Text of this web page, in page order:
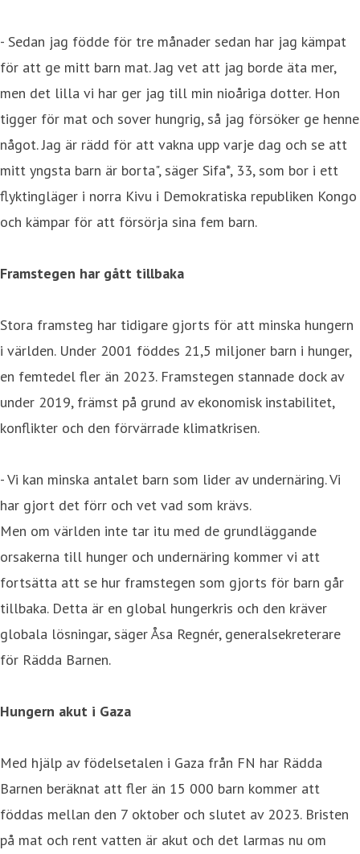
- Sedan jag födde för tre månader sedan har jag kämpat
för att ge mitt barn mat. Jag vet att jag borde äta mer,
men det lilla vi har ger jag till min nioåriga dotter. Hon
tigger för mat och sover hungrig, så jag försöker ge henne
något. Jag är rädd för att vakna upp varje dag och se att
mitt yngsta barn är borta", säger Sifa*, 33, som bor i ett
flyktingläger i norra Kivu i Demokratiska republiken Kongo
och kämpar för att försörja sina fem barn.
Framstegen har gått tillbaka
Stora framsteg har tidigare gjorts för att minska hungern
i världen. Under 2001 föddes 21,5 miljoner barn i hunger,
en femtedel fler än 2023. Framstegen stannade dock av
under 2019, främst på grund av ekonomisk instabilitet,
konflikter och den förvärrade klimatkrisen.
- Vi kan minska antalet barn som lider av undernäring. Vi
har gjort det förr och vet vad som krävs.
Men om världen inte tar itu med de grundläggande
orsakerna till hunger och undernäring kommer vi att
fortsätta att se hur framstegen som gjorts för barn går
tillbaka. Detta är en global hungerkris och den kräver
globala lösningar, säger Åsa Regnér, generalsekreterare
för Rädda Barnen.
Hungern akut i Gaza
Med hjälp av födelsetalen i Gaza från FN har Rädda
Barnen beräknat att fler än 15 000 barn kommer att
föddas mellan den 7 oktober och slutet av 2023. Bristen
på mat och rent vatten är akut och det larmas nu om